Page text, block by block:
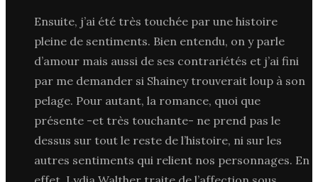
Ensuite, j’ai été très touchée par une histoire
pleine de sentiments. Bien entendu, on y parle
d’amour mais aussi de ses contrariétés et j’ai fini
par me demander si Shainey trouverait loup à son
pelage. Pour autant, la romance, quoi que
présente -et très touchante- ne prend pas le
dessus sur tout le reste de l’histoire, ni sur les
autres sentiments qui relient nos personnages. En